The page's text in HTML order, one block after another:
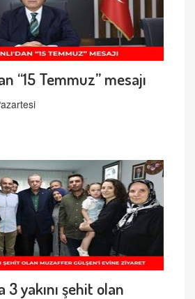
“15 Temmuz” mesajı
3 yakını şehit olan